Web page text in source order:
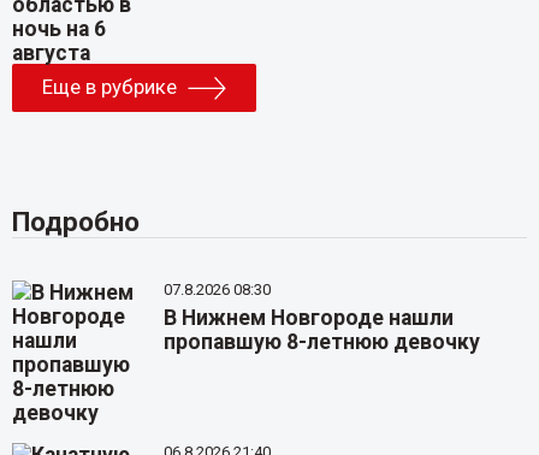
Еще в рубрике
Подробно
07.8.2026 08:30
В Нижнем Новгороде нашли
пропавшую 8-летнюю девочку